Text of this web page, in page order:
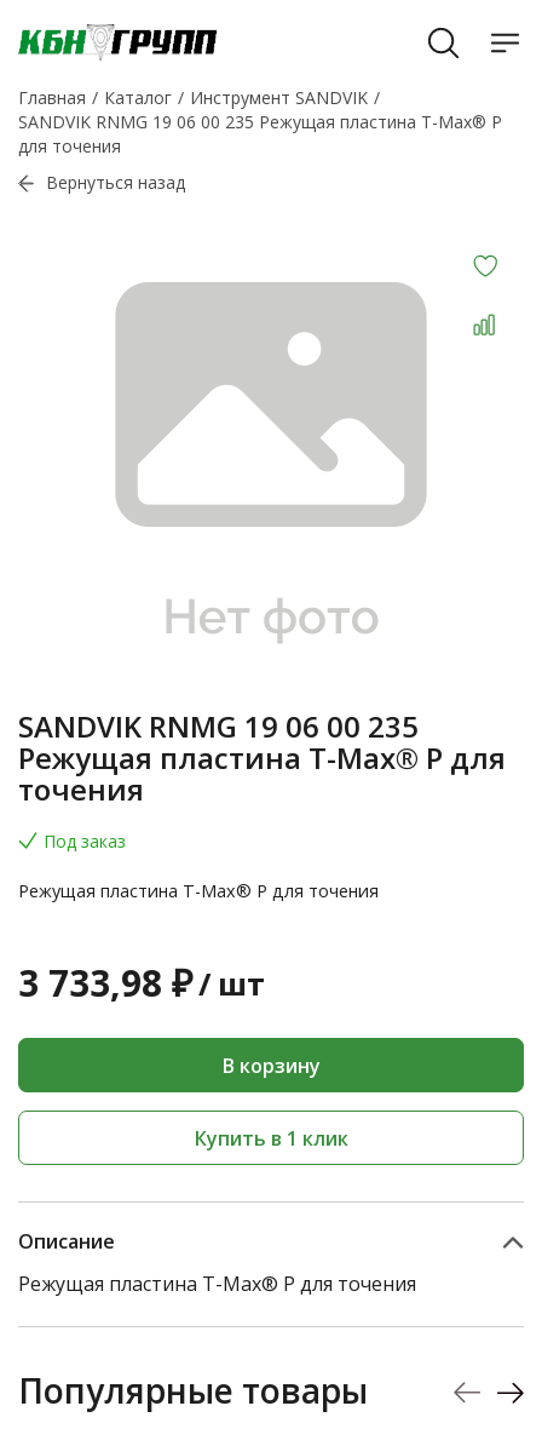
Главная Каталог
Инструмент SANDVIK
SANDVIK RNMG 19 06 00 235 Режущая пластина T-Max® P
для точения
Вернуться назад
SANDVIK RNMG 19 06 00 235
Режущая пластина T-Max® P для
точения
Под заказ
Режущая пластина T-Max® P для точения
3 733,98 ₽/ шт
В корзину
Купить в 1 клик
Описание
Режущая пластина T-Max® P для точения
Популярные товары